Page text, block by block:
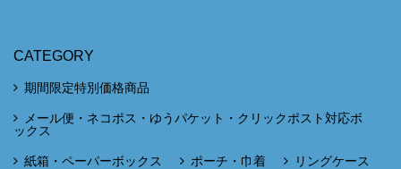
CATEGORY
期間限定特別価格商品
メール便・ネコポス・ゆうパケット・クリックポスト対応ボ
ックス
紙箱・ペーパーボックス ポーチ・巾着 リングケース